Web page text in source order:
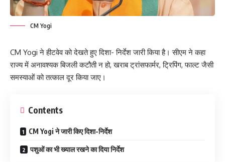
CM Yogi
CM Yogi ने हीटवेव को देखते हुए दिशा- निर्देश जारी किया है। सीएम ने कहा
राज्य में अनावश्यक बिजली कटौती न हो, खराब ट्रांसफार्मर, ट्रिपिंग, फाल्ट जैसी
समस्याओं को तत्काल दूर किया जाए।
Contents
CM Yogi ने जारी किए दिशा-निर्देश
पशुओं का भी ख्याल रखने का दिया निर्देश